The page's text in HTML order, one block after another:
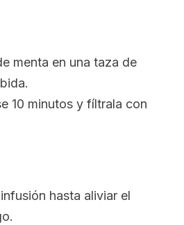
menta en una taza de
10 minutos y fíltrala con
hasta aliviar el